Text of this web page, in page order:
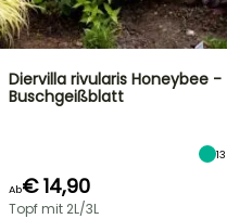
Diervilla rivularis Honeybee -
Buschgeißblatt
13
Ab€ 14,90
Topf mit 2L/3L